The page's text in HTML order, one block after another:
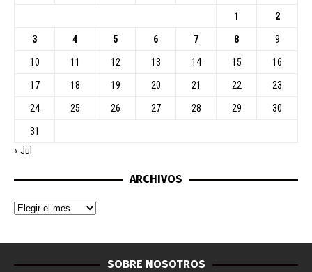
1 2
3 4 5 6 7 8 9
10 11 12 13 14 15 16
17 18 19 20 21 22 23
24 25 26 27 28 29 30
31
« Jul
ARCHIVOS
SOBRE NOSOTROS